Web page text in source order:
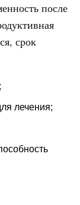
после
срок
лечения;